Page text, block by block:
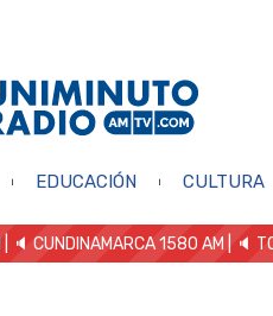
EDUCACIÓN CULTURA
| 🔈 CUNDINAMARCA 1580 AM | 🔈